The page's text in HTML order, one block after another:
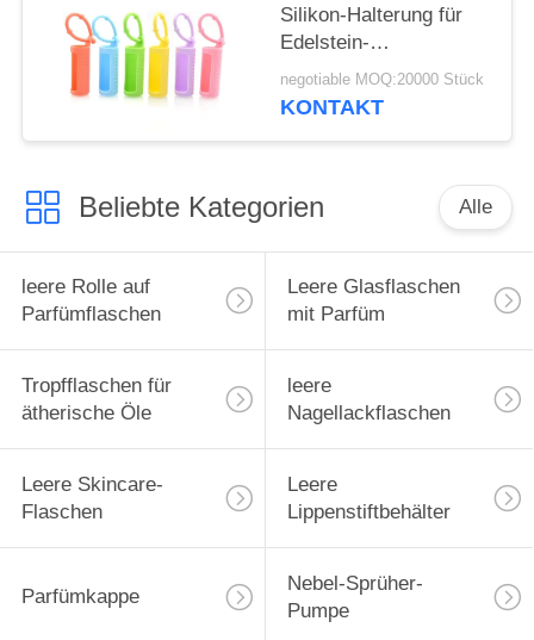
Silikon-Halterung für
Edelstein-
Rollerflaschen, 5ml
Roll-On-Flaschen,
negotiable MOQ:20000 Stück
KONTAKT
Beliebte Kategorien Alle
leere Rolle auf
Parfümflaschen
Leere Glasflaschen
mit Parfüm
Tropfflaschen für
ätherische Öle
leere
Nagellackflaschen
Leere Skincare-
Flaschen
Leere
Lippenstiftbehälter
Parfümkappe
Nebel-Sprüher-
Pumpe